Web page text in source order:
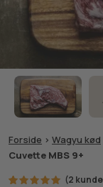
Forside > Wagyu kød
Cuvette MBS 9+
(2